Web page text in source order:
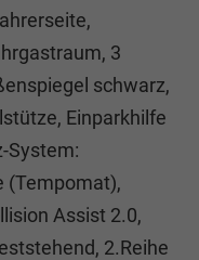
3
schwarz,
Einparkhilfe
System:
(Tempomat),
Assist 2.0,
2.Reihe